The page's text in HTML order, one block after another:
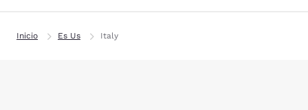
Inicio Es Us Italy